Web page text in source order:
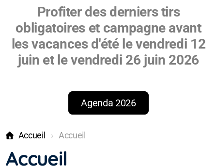
Profiter des derniers tirs
obligatoires et campagne avant
les vacances d'été le vendredi 12
juin et le vendredi 26 juin 2026
Agenda 2026
Accueil Accueil
Accueil